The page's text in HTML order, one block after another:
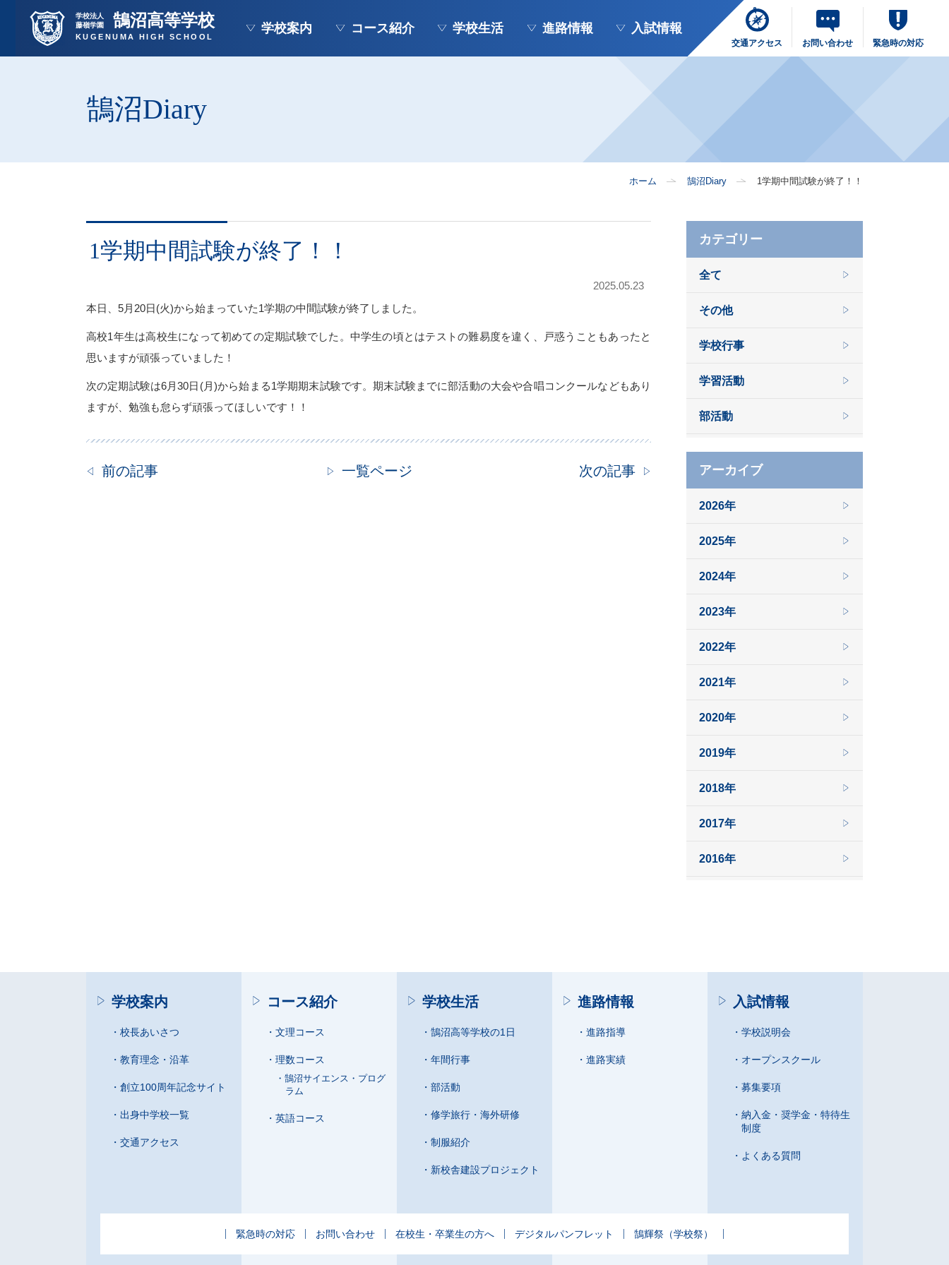
学校法人
藤嶺学園
鵠沼高等学校
KUGENUMA HIGH SCHOOL
交通アクセス お問い合わせ 緊急時の対応
学校案内 コース紹介 学校生活 進路情報 入試情報
鵠沼Diary
ホーム 鵠沼Diary 1学期中間試験が終了！！
1学期中間試験が終了！！
2025.05.23
本日、5月20日(火)から始まっていた1学期の中間試験が終了しました。
高校1年生は高校生になって初めての定期試験でした。中学生の頃とはテストの難易度を違く、戸惑うこともあったと
思いますが頑張っていました！
次の定期試験は6月30日(月)から始まる1学期期末試験です。期末試験までに部活動の大会や合唱コンクールなどもあり
ますが、勉強も怠らず頑張ってほしいです！！
前の記事 一覧ページ 次の記事
カテゴリー
全て
その他
学校行事
学習活動
部活動
アーカイブ
2026年
2025年
2024年
2023年
2022年
2021年
2020年
2019年
2018年
2017年
2016年
学校案内
校長あいさつ
教育理念・沿革
創立100周年記念サイト
出身中学校一覧
交通アクセス
コース紹介
文理コース
理数コース
鵠沼サイエンス・プログ
ラム
英語コース
学校生活
鵠沼高等学校の1日
年間行事
部活動
修学旅行・海外研修
制服紹介
新校舎建設プロジェクト
進路情報
進路指導
進路実績
入試情報
学校説明会
オープンスクール
募集要項
納入金・奨学金・特待生
制度
よくある質問
緊急時の対応 お問い合わせ 在校生・卒業生の方へ デジタルパンフレット 鵠輝祭（学校祭）